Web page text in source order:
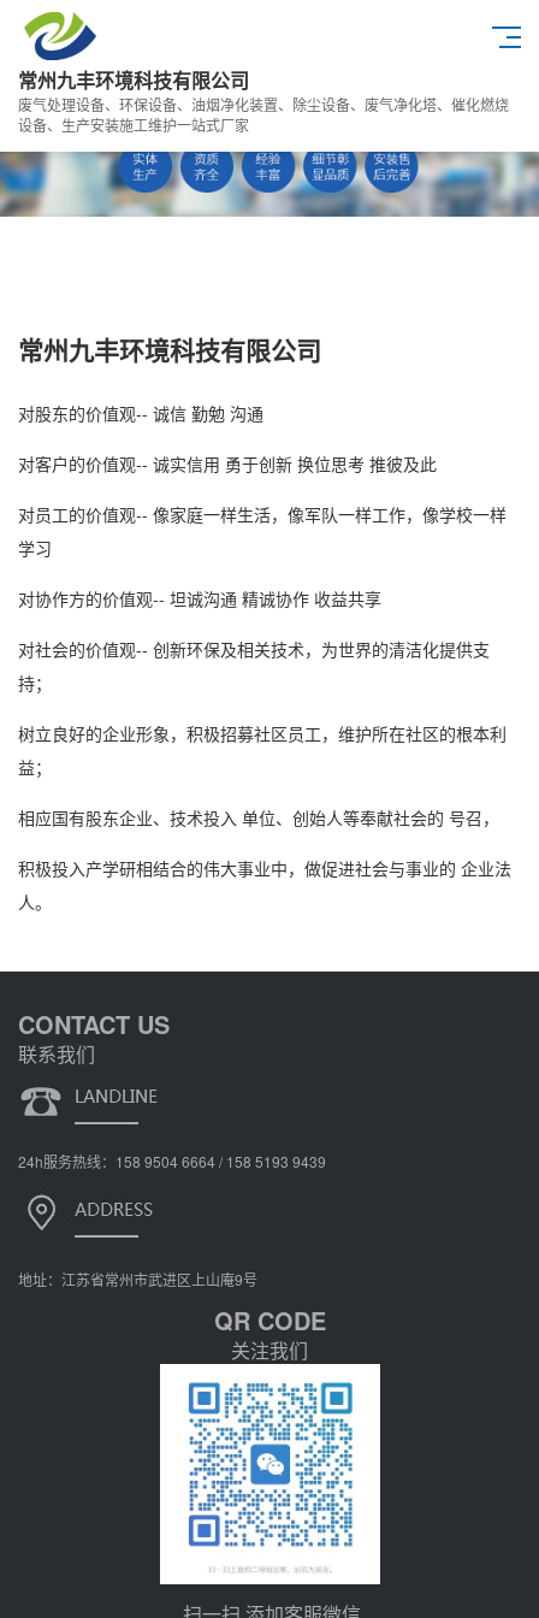
常州九丰环境科技有限公司
废气处理设备、环保设备、油烟净化装置、除尘设备、废气净化塔、催化燃烧
设备、生产安装施工维护一站式厂家
常州九丰环境科技有限公司
对股东的价值观-- 诚信 勤勉 沟通
对客户的价值观-- 诚实信用 勇于创新 换位思考 推彼及此
对员工的价值观-- 像家庭一样生活，像军队一样工作，像学校一样
学习
对协作方的价值观-- 坦诚沟通 精诚协作 收益共享
对社会的价值观-- 创新环保及相关技术，为世界的清洁化提供支
持；
树立良好的企业形象，积极招募社区员工，维护所在社区的根本利
益；
相应国有股东企业、技术投入 单位、创始人等奉献社会的 号召，
积极投入产学研相结合的伟大事业中，做促进社会与事业的 企业法
人。
CONTACT US
联系我们
24h服务热线：158 9504 6664 / 158 5193 9439
地址：江苏省常州市武进区上山庵9号
QR CODE
关注我们